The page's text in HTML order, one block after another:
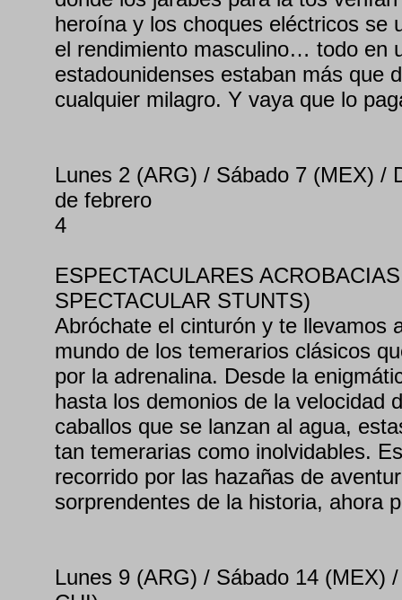
heroína y los choques eléctricos se
el rendimiento masculino… todo en
estadounidenses estaban más que
cualquier milagro. Y vaya que lo
Lunes 2 (ARG) / Sábado 7 (MEX) /
de febrero
4
ESPECTACULARES
SPECTACULAR STUNTS)
Abróchate el cinturón y te llevamos
mundo de los temerarios clásicos
por la adrenalina. Desde la
hasta los demonios de la velocidad
caballos que se lanzan al agua,
tan temerarias como inolvidables.
recorrido por las hazañas de
sorprendentes de la historia, ahora
Lunes 9 (ARG) / Sábado 14 (MEX)